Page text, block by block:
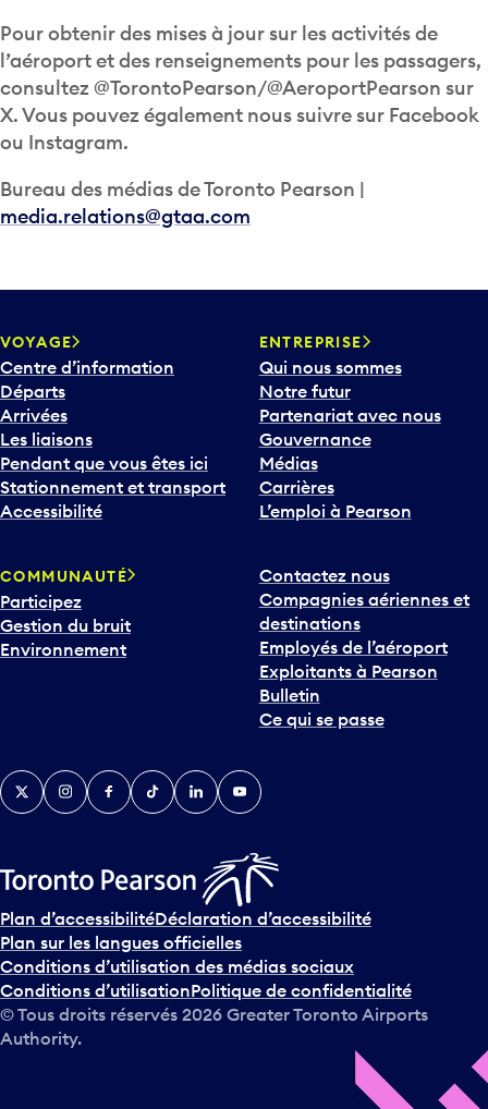
Pour obtenir des mises à jour sur les activités de
l’aéroport et des renseignements pour les passagers,
consultez @TorontoPearson/@AeroportPearson sur
X. Vous pouvez également nous suivre sur Facebook
ou Instagram.
Bureau des médias de Toronto Pearson |
media.relations@gtaa.com
VOYAGE
Centre d’information
Départs
Arrivées
Les liaisons
Pendant que vous êtes ici
Stationnement et transport
Accessibilité
ENTREPRISE
Qui nous sommes
Notre futur
Partenariat avec nous
Gouvernance
Médias
Carrières
L’emploi à Pearson
COMMUNAUTÉ
Participez
Gestion du bruit
Environnement
Contactez nous
Compagnies aériennes et
destinations
Employés de l’aéroport
Exploitants à Pearson
Bulletin
Ce qui se passe
TwitterInstagramFacebook
TikTokLinkedInYouTube
Plan d’accessibilitéDéclaration d’accessibilité
Plan sur les langues officielles
Conditions d’utilisation des médias sociaux
Conditions d’utilisationPolitique de confidentialité
© Tous droits réservés 2026 Greater Toronto Airports
Authority.